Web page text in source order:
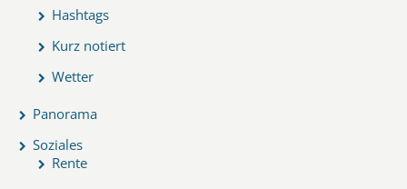
Hashtags
Kurz notiert
Wetter
Panorama
Soziales
Rente